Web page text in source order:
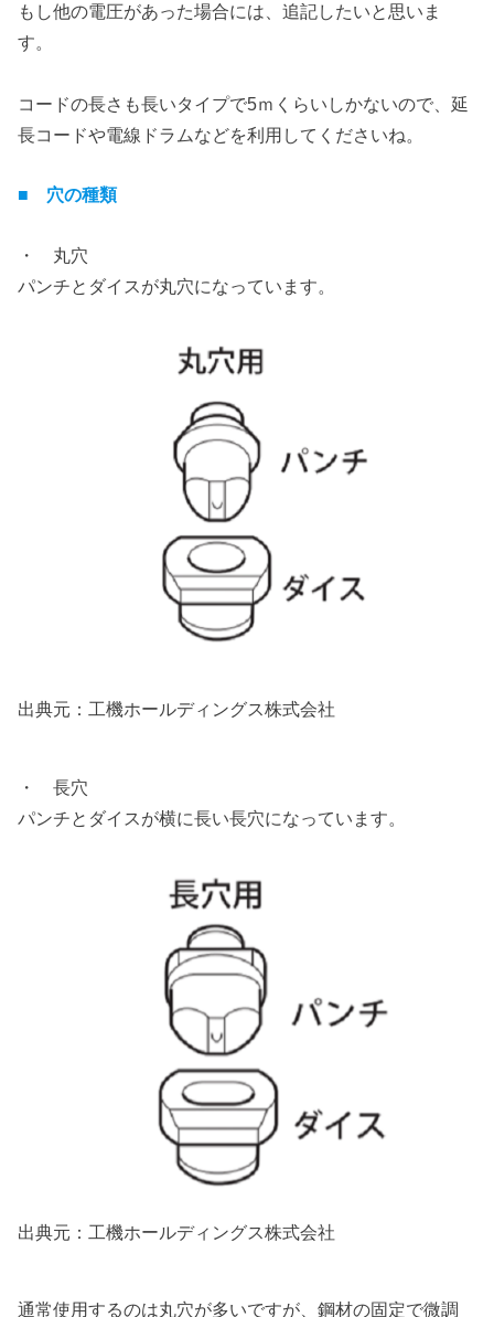
もし他の電圧があった場合には、追記したいと思いま
す。
コードの長さも長いタイプで5ｍくらいしかないので、延
長コードや電線ドラムなどを利用してくださいね。
■ 穴の種類
・ 丸穴
パンチとダイスが丸穴になっています。
出典元：工機ホールディングス株式会社
・ 長穴
パンチとダイスが横に長い長穴になっています。
出典元：工機ホールディングス株式会社
通常使用するのは丸穴が多いですが、鋼材の固定で微調